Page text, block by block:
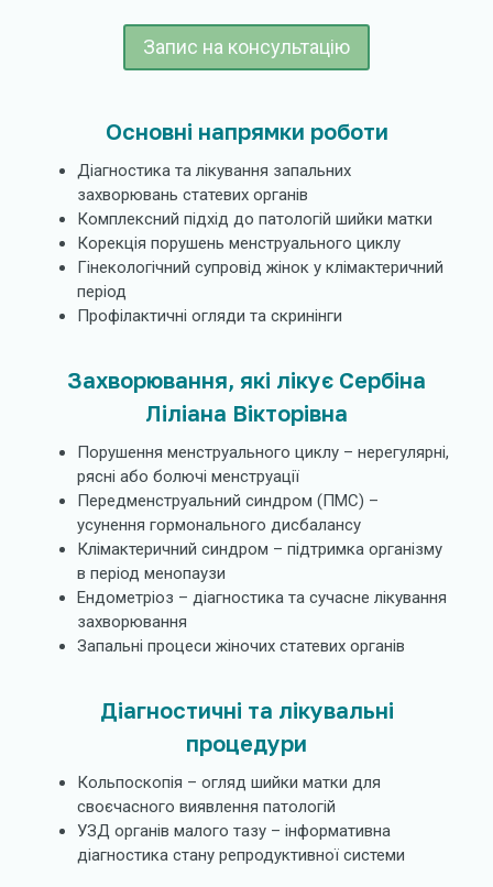
Запис на консультацію
Основні напрямки роботи
Діагностика та лікування запальних
захворювань статевих органів
Комплексний підхід до патологій шийки матки
Корекція порушень менструального циклу
Гінекологічний супровід жінок у клімактеричний
період
Профілактичні огляди та скринінги
Захворювання, які лікує Сербіна
Ліліана Вікторівна
Порушення менструального циклу – нерегулярні,
рясні або болючі менструації
Передменструальний синдром (ПМС) –
усунення гормонального дисбалансу
Клімактеричний синдром – підтримка організму
в період менопаузи
Ендометріоз – діагностика та сучасне лікування
захворювання
Запальні процеси жіночих статевих органів
Діагностичні та лікувальні
процедури
Кольпоскопія – огляд шийки матки для
своєчасного виявлення патологій
УЗД органів малого тазу – інформативна
діагностика стану репродуктивної системи